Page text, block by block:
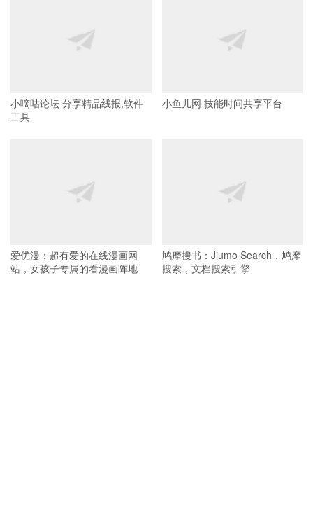
小嘀咕论坛 分享精品线报,软件
工具
小鱼儿网 技能时间共享平台
爱优漫：超有爱的在线漫画网
站，女孩子专属的看漫画阵地
鸠摩搜书：Jiumo Search，鸠摩
搜索，文档搜索引擎